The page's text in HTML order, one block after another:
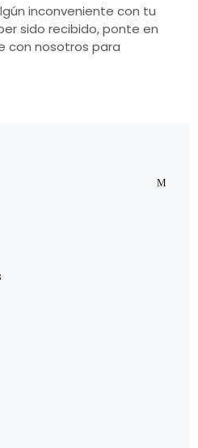
inconveniente con tu
sido recibido, ponte en
nosotros para